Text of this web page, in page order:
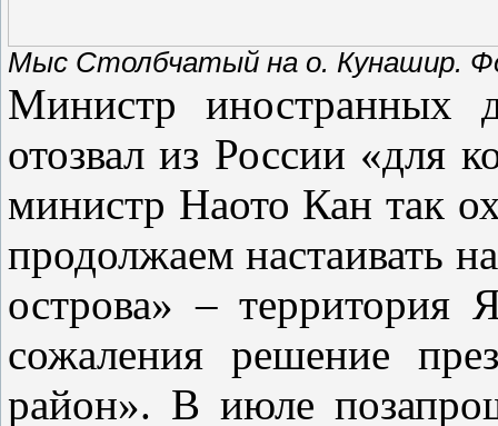
Мыс Столбчатый на о. Кунашир.
Министр иностранных
отозвал из России «для
министр Наото Кан так
продолжаем настаивать
острова» – территория
сожаления решение
район». В июле